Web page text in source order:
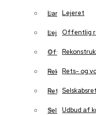
Lejeret
Offentlig
Rets- og
Selskabsret
Udbud af
Landbrug
Lejeret
Offentlig ret
Rets- og
Selskabsret